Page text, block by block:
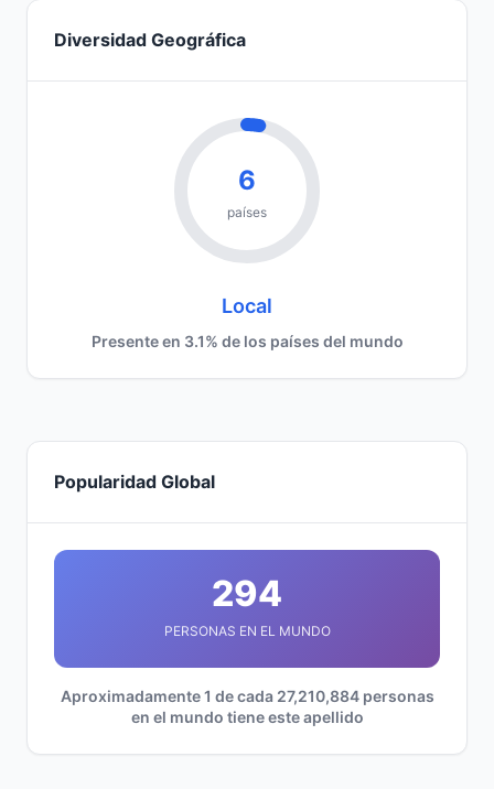
Diversidad Geográfica
6
países
Local
Presente en 3.1% de los países del mundo
Popularidad Global
294
PERSONAS EN EL MUNDO
Aproximadamente 1 de cada 27,210,884 personas
en el mundo tiene este apellido